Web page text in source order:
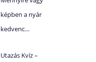
képben a nyár
kedvenc…
Utazás Kvíz –